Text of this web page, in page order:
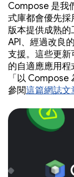
Compose 是我
式庫都會優先
版本提供成熟
API、經過改良
支援。這些更
的自適應應用
「以
參閱這篇網誌文